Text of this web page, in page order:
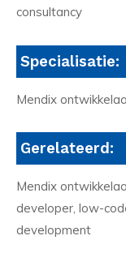
consultancy
Specialisatie:
Mendix
Gerelateerd:
Mendix
developer, low-
development